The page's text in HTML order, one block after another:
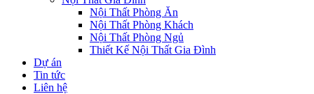
Nội Thất Phòng Ăn
Nội Thất Phòng Khách
Nội Thất Phòng Ngủ
Thiết Kế Nội Thất Gia Đình
Dự án
Tin tức
Liên hệ